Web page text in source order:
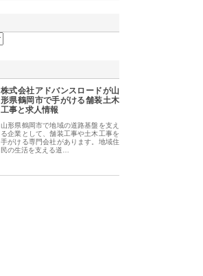
株式会社アドバンスロードが山
形県鶴岡市で手がける舗装土木
工事と求人情報
山形県鶴岡市で地域の道路基盤を支え
る企業として、舗装工事や土木工事を
手がける専門会社があります。地域住
民の生活を支える道…